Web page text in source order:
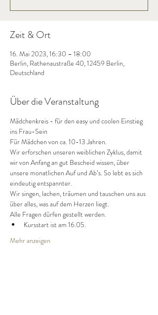
Zeit & Ort
16. Mai 2023, 16:30 – 18:00
Berlin, Rathenaustraße 40, 12459 Berlin,
Deutschland
Über die Veranstaltung
Mädchenkreis - für den easy und coolen Einstieg
ins Frau-Sein
Für Mädchen von ca. 10-13 Jahren.
Wir erforschen unseren weiblichen Zyklus, damit
wir von Anfang an gut Bescheid wissen, über
unsere monatlichen Auf und Ab’s. So lebt es sich
eindeutig entspannter.
Wir singen, lachen, träumen und tauschen uns aus
über alles, was auf dem Herzen liegt.
Alle Fragen dürfen gestellt werden.
Kursstart ist am 16.05.
Mehr anzeigen